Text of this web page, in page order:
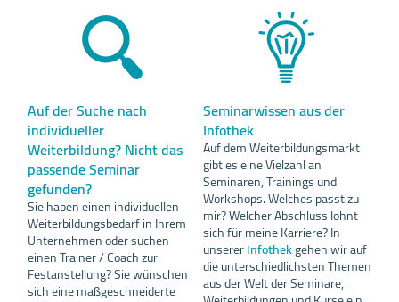
Auf der Suche nach
individueller
Weiterbildung? Nicht das
passende Seminar
gefunden?
Sie haben einen individuellen
Weiterbildungsbedarf in Ihrem
Unternehmen oder suchen
einen Trainer / Coach zur
Festanstellung? Sie wünschen
sich eine maßgeschneiderte
Seminarwissen aus der
Infothek
Auf dem Weiterbildungsmarkt
gibt es eine Vielzahl an
Seminaren, Trainings und
Workshops. Welches passt zu
mir? Welcher Abschluss lohnt
sich für meine Karriere? In
unsererInfothekgehen wir auf
die unterschiedlichsten Themen
aus der Welt der Seminare,